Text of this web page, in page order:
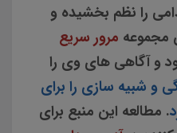
را نظم بخشیده و
مجموعه مرور سریع
و آگاهی های وی را
و شبیه سازی را برای
. مطالعه این منبع برای